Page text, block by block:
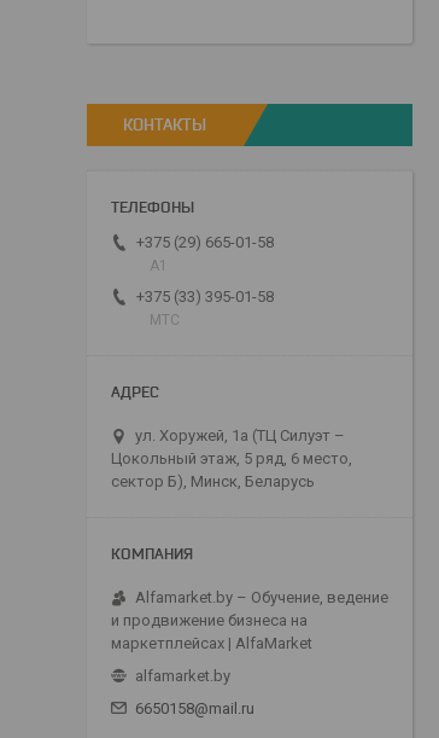
КОНТАКТЫ
+375 (29) 665-01-58
A1
+375 (33) 395-01-58
МТС
ул. Хоружей, 1а (ТЦ Силуэт –
Цокольный этаж, 5 ряд, 6 место,
сектор Б), Минск, Беларусь
Alfamarket.by – Обучение, ведение
и продвижение бизнеса на
маркетплейсах | AlfaMarket
alfamarket.by
6650158@mail.ru